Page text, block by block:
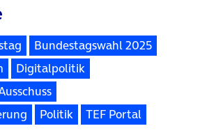
Bundestagswahl 2025
Digitalpolitik
Politik TEF Portal